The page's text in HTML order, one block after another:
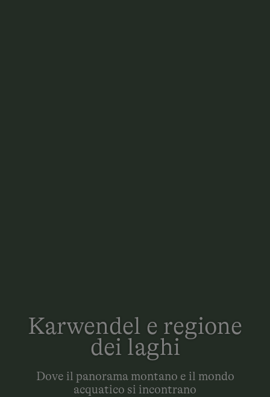
Karwendel e regione
dei laghi
Dove il panorama montano e il mondo
acquatico si incontrano